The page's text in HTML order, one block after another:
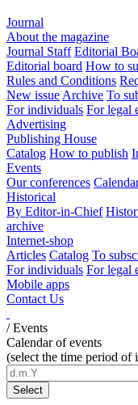
Journal
About the magazine
Journal Staff Editorial
Editorial board How to
Rules and Conditions
New issue Archive To
For individuals For legal
Advertising
Publishing House
Catalog How to publish
Events
Our conferences
Historical
By Editor-in-Chief
archive
Internet-shop
Articles Catalog To
For individuals For legal
Mobile apps
Contact Us
/Events
Calendar of events
(select the time period of